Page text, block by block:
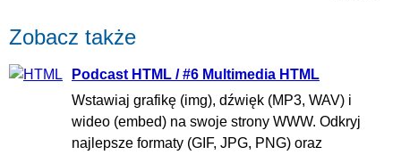
Zobacz także
Podcast HTML / #6 Multimedia HTML
Wstawiaj grafikę (img), dźwięk (MP3, WAV) i
wideo (embed) na swoje strony WWW. Odkryj
najlepsze formaty (GIF, JPG, PNG) oraz